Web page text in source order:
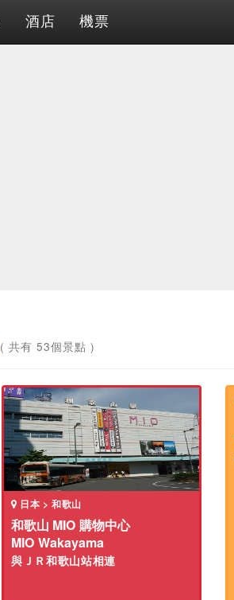
酒店 機票
( 共有 53個景點 )
日本 > 和歌山
和歌山 MIO 購物中心
MIO Wakayama
與ＪＲ和歌山站相連